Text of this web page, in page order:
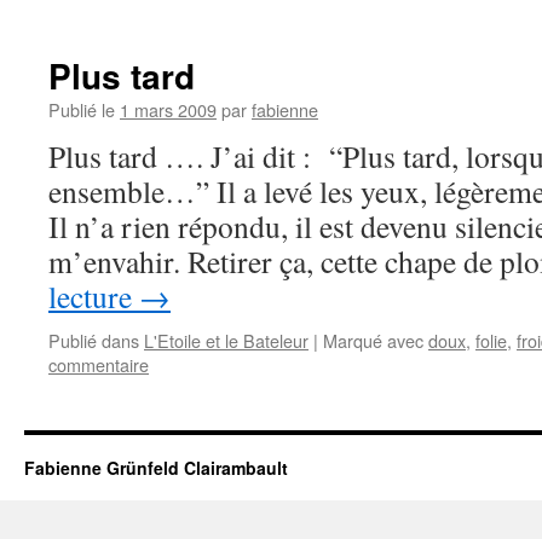
Plus tard
Publié le 1 mars 2009parfabienne
Plus tard …. J’ai dit : “Plus tard,
ensemble…” Il a levé les yeux,
Il n’a rien répondu, il est devenu
m’envahir. Retirer ça, cette chape de
lecture →
Publié dans L'Etoile et le Bateleur | Marqué avecdoux, folie,
commentaire
Fabienne Grünfeld Clairambault